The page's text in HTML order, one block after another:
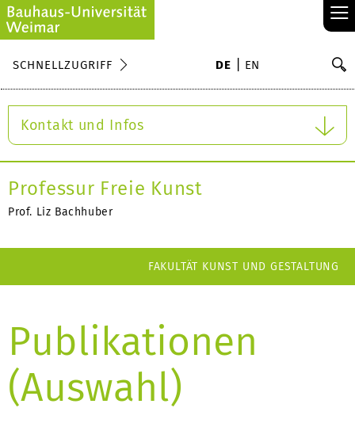
≡
SCHNELLZUGRIFF DE EN
Kontakt und Infos
Professur Freie Kunst
Prof. Liz Bachhuber
FAKULTÄT KUNST UND GESTALTUNG
Publikationen
(Auswahl)